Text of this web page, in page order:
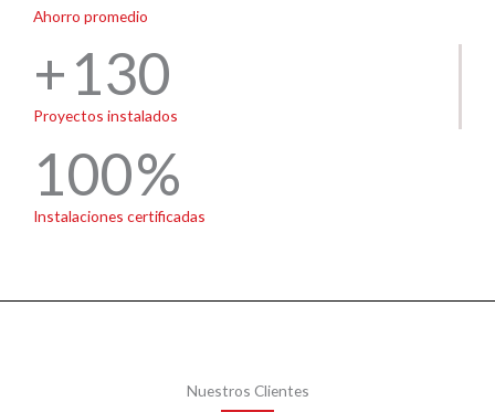
Ahorro promedio
130
Proyectos instalados
100
Instalaciones certificadas
Nuestros Clientes